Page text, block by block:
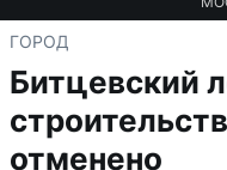
ГОРОД
Битцевский
отменено